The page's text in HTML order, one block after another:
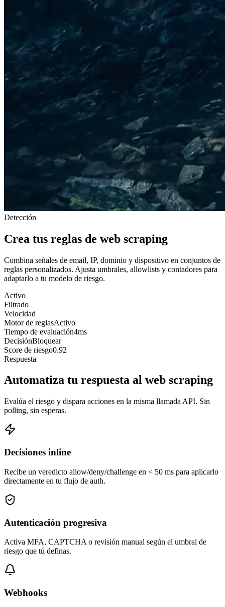
Detección
Crea tus reglas de web scraping
Combina señales de email, IP, dominio y dispositivo en conjuntos de
reglas personalizados. Ajusta umbrales, allowlists y contadores para
adaptarlo a tu modelo de riesgo.
Activo
Filtrado
Velocidad
Motor de reglasActivo
Tiempo de evaluación4ms
DecisiónBloquear
Score de riesgo0.92
Respuesta
Automatiza tu respuesta al web scraping
Evalúa el riesgo y dispara acciones en la misma llamada API. Sin
polling, sin esperas.
Decisiones inline
Recibe un veredicto allow/deny/challenge en < 50 ms para aplicarlo
directamente en tu flujo de auth.
Autenticación progresiva
Activa MFA, CAPTCHA o revisión manual según el umbral de
riesgo que tú definas.
Webhooks